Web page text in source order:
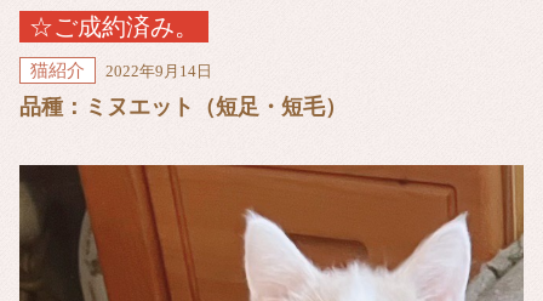
☆ご成約済み。
猫紹介 2022年9月14日
品種：ミヌエット（短足・短毛）